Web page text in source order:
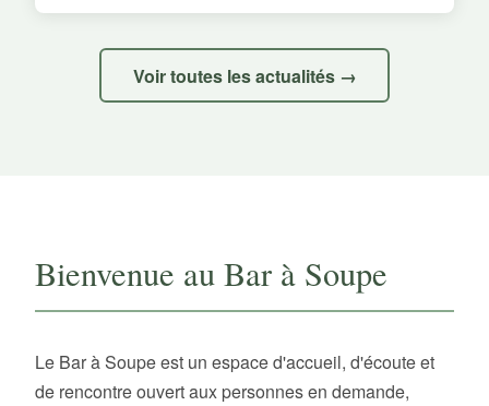
Voir toutes les actualités →
Bienvenue au Bar à Soupe
Le Bar à Soupe est un espace d'accueil, d'écoute et
de rencontre ouvert aux personnes en demande,